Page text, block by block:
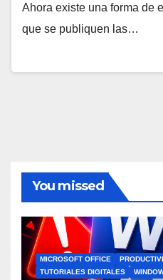
Ahora existe una forma de
que se publiquen las…
You missed
MICROSOFT OFFICE
TUTORIALES DIGITALES